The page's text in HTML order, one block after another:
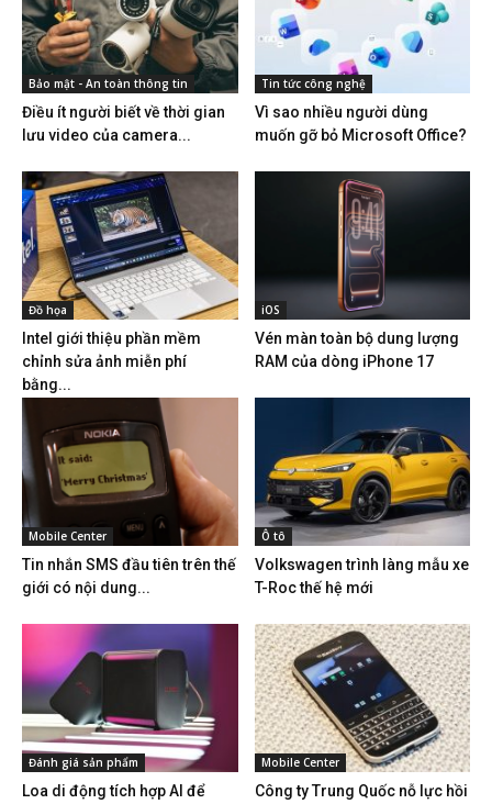
Bảo mật - An toàn thông tin
Điều ít người biết về thời gian
lưu video của camera...
Tin tức công nghệ
Vì sao nhiều người dùng
muốn gỡ bỏ Microsoft Office?
Đồ họa
Intel giới thiệu phần mềm
chỉnh sửa ảnh miễn phí
bằng...
iOS
Vén màn toàn bộ dung lượng
RAM của dòng iPhone 17
Mobile Center
Tin nhắn SMS đầu tiên trên thế
giới có nội dung...
Ô tô
Volkswagen trình làng mẫu xe
T-Roc thế hệ mới
Đánh giá sản phẩm
Loa di động tích hợp AI để
Mobile Center
Công ty Trung Quốc nỗ lực hồi